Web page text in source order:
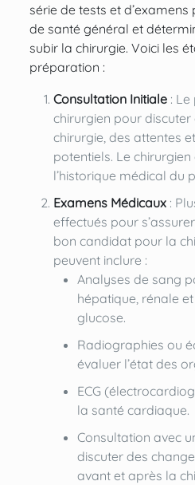
série de tests et
de santé général et
subir la chirurgie. Voici les
préparation :
Consultation Initiale: Le
chirurgien pour
chirurgie, des attentes
potentiels. Le
l’historique médical du
Examens Médicaux:
effectués pour
bon candidat pour la
peuvent inclure :
Analyses de sang
hépatique, rénale
glucose.
Radiographies ou
évaluer l’état des
ECG
la santé cardiaque.
Consultation avec
discuter des
avant et après la